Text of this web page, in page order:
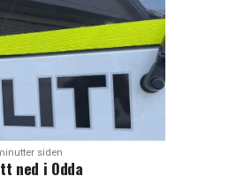
siden
ned i Odda